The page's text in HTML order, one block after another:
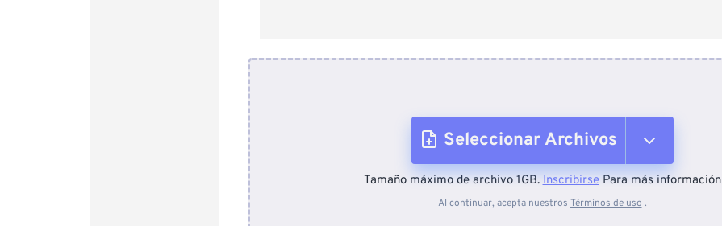
Seleccionar Archivos
Desde el dispositivo
Tamaño máximo de archivo 1GB.InscribirsePara más información
Al continuar, acepta nuestros Términos de uso .